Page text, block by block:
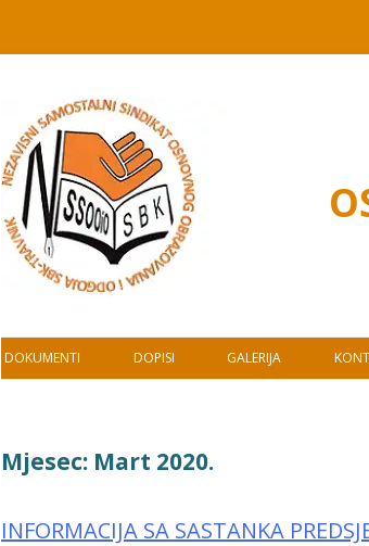
content
DOKUMENTI DOPISI GALERIJA
Mjesec: Mart 2020.
INFORMACIJA SA SASTANKA